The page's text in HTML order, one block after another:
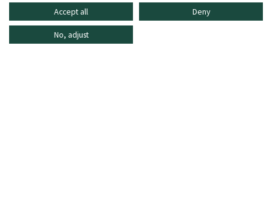
Accept all Deny
No, adjust